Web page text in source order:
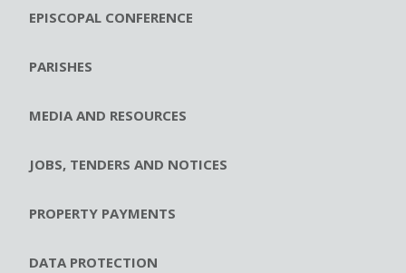
EPISCOPAL CONFERENCE
PARISHES
MEDIA AND RESOURCES
JOBS, TENDERS AND NOTICES
PROPERTY PAYMENTS
DATA PROTECTION